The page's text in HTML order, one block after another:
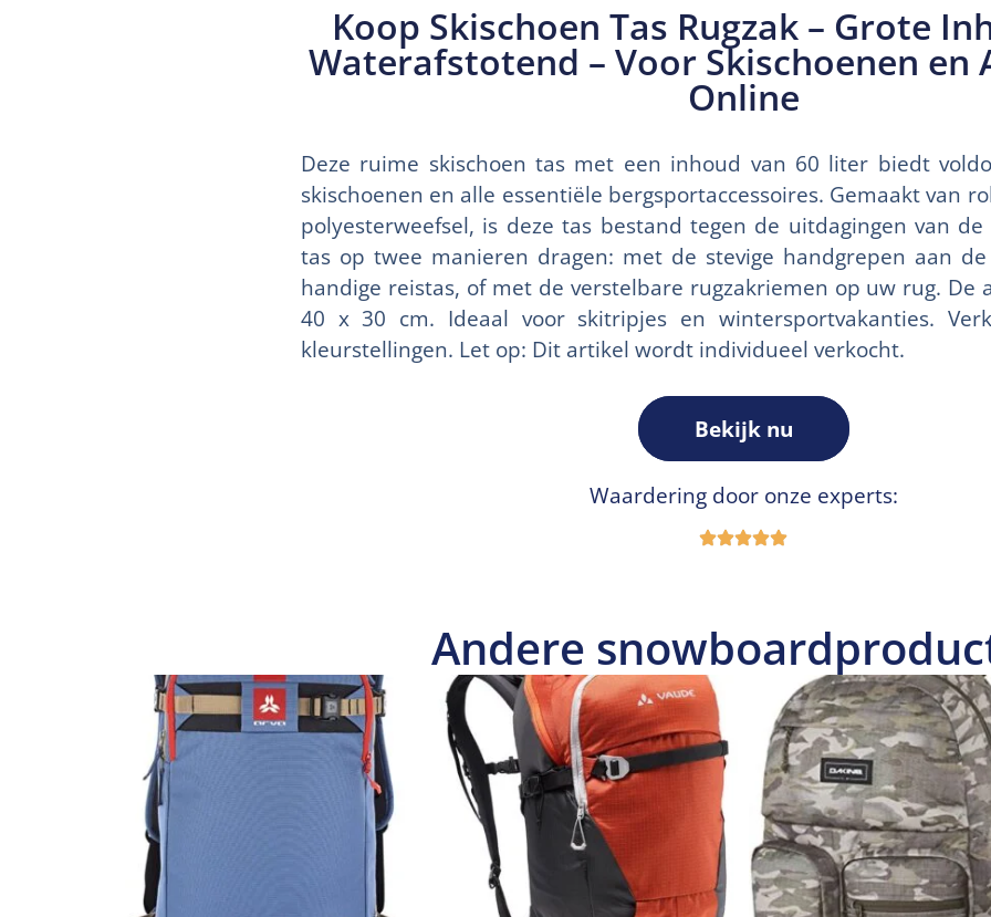
Koop Skischoen Tas Rugzak – Grote
Waterafstotend – Voor Skischoenen en
Online
Deze ruime skischoen tas met een inhoud van 60 liter biedt
skischoenen en alle essentiële bergsportaccessoires. Gemaakt van
polyesterweefsel, is deze tas bestand tegen de uitdagingen van
tas op twee manieren dragen: met de stevige handgrepen aan
handige reistas, of met de verstelbare rugzakriemen op uw rug. De
40 x 30 cm. Ideaal voor skitripjes en wintersportvakanties.
kleurstellingen. Let op: Dit artikel wordt individueel verkocht.
Bekijk nu
Waardering door onze experts:
Andere